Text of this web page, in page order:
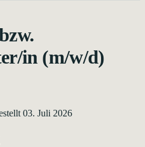
in (m/w/d)
03. Juli 2026